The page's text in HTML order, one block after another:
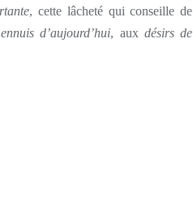
, cette lâcheté qui conseille de
ennuis d’aujourd’hui, aux désirs de